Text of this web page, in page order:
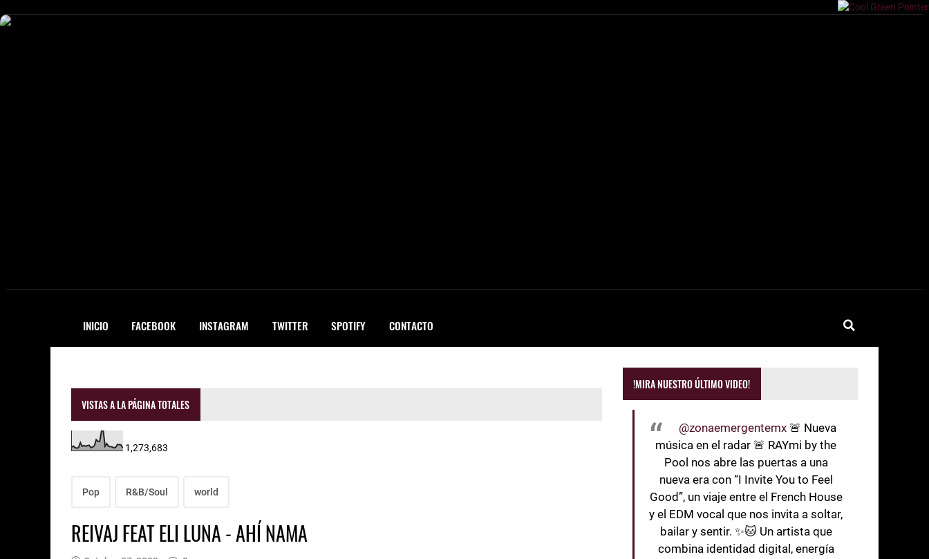
INICIO FACEBOOK INSTAGRAM TWITTER SPOTIFY CONTACTO
VISTAS A LA PÁGINA TOTALES
1,273,683
Pop R&B/Soul world
REIVAJ FEAT ELI LUNA - AHÍ NAMA
!MIRA NUESTRO ÚLTIMO VIDEO!
@zonaemergentemx 🚨 Nueva
música en el radar 🚨 RAYmi by the
Pool nos abre las puertas a una
nueva era con “I Invite You to Feel
Good”, un viaje entre el French House
y el EDM vocal que nos invita a soltar,
bailar y sentir. ✨🐱 Un artista que
combina identidad digital, energía